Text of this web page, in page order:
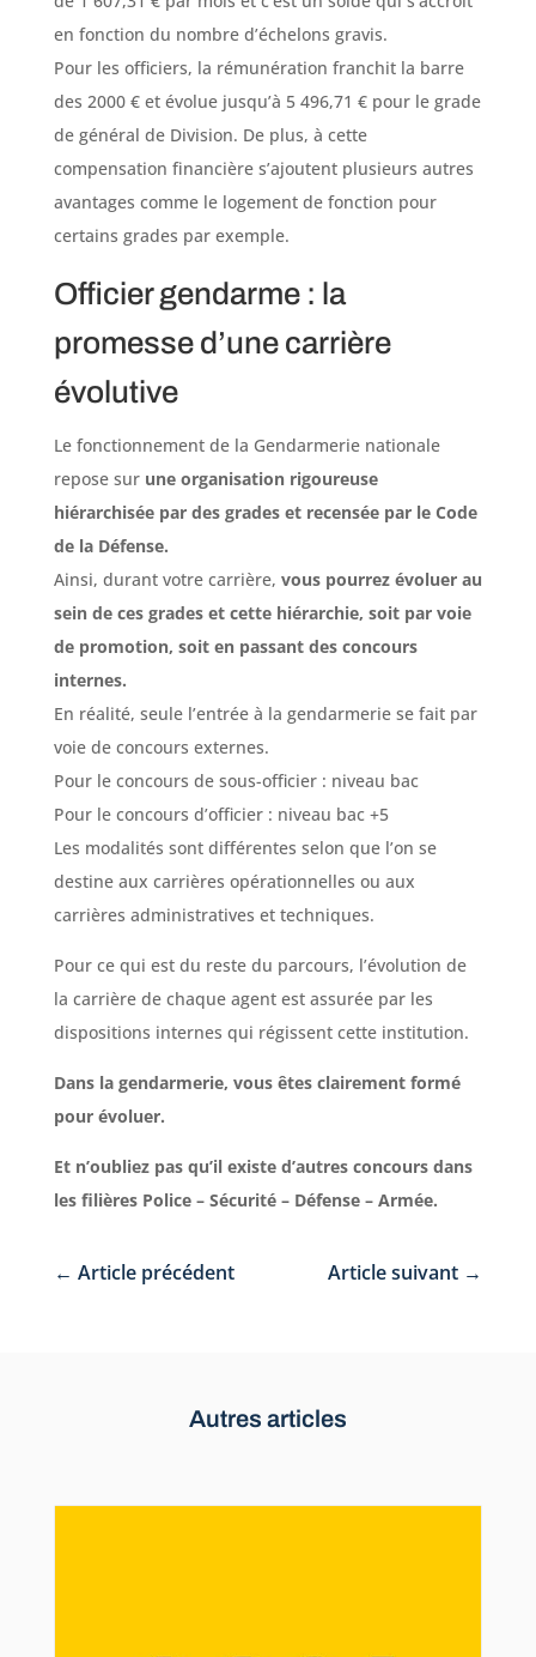
en fonction du nombre d’échelons gravis.
Pour les officiers, la rémunération franchit la barre
des 2000 € et évolue jusqu’à 5 496,71 € pour le grade
de général de Division. De plus, à cette
compensation financière s’ajoutent plusieurs autres
avantages comme le logement de fonction pour
certains grades par exemple.
Officier gendarme : la
promesse d’une carrière
évolutive
Le fonctionnement de la Gendarmerie nationale
repose sur une organisation rigoureuse
hiérarchisée par des grades et recensée par le Code
de la Défense.
Ainsi, durant votre carrière, vous pourrez évoluer au
sein de ces grades et cette hiérarchie, soit par voie
de promotion, soit en passant des concours
internes.
En réalité, seule l’entrée à la gendarmerie se fait par
voie de concours externes.
Pour le concours de sous-officier : niveau bac
Pour le concours d’officier : niveau bac +5
Les modalités sont différentes selon que l’on se
destine aux carrières opérationnelles ou aux
carrières administratives et techniques.
Pour ce qui est du reste du parcours, l’évolution de
la carrière de chaque agent est assurée par les
dispositions internes qui régissent cette institution.
Dans la gendarmerie, vous êtes clairement formé
pour évoluer.
Et n’oubliez pas qu’il existe d’autres concours dans
les filières Police – Sécurité – Défense – Armée.
← Article précédent Article suivant →
Autres articles